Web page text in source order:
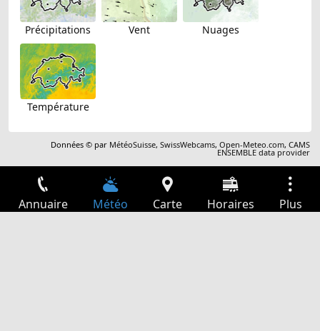
Précipitations Vent Nuages
Température
Données © par MétéoSuisse,SwissWebcams,Open-Meteo.com,CAMS
ENSEMBLE data provider
Annuaire Météo Carte Horaires Plus